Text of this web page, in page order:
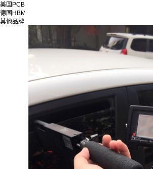
美国PCB
德国HBM
其他品牌